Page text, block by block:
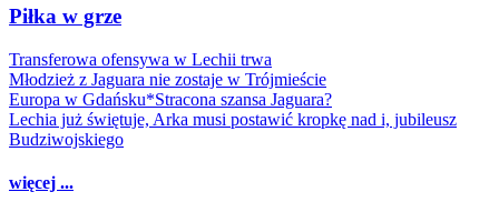
Piłka w grze
Transferowa ofensywa w Lechii trwa
Młodzież z Jaguara nie zostaje w Trójmieście
Europa w Gdańsku*Stracona szansa Jaguara?
Lechia już świętuje, Arka musi postawić kropkę nad i, jubileusz
Budziwojskiego
więcej ...